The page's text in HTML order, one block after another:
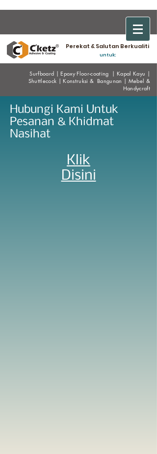
Perekat & Salutan Berkualiti
untuk:
Surfboard |EpoxyFloor-coating |Kapal Kayu |
Shuttlecock |Konstruksi & Bangunan | Mebel &
Handycraft
Hubungi Kami Untuk
Pesanan & Khidmat
Nasihat
Klik
Disini